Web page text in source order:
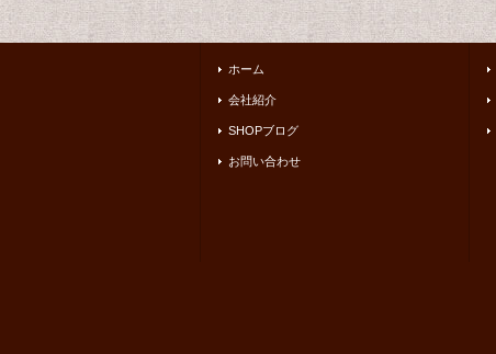
ホーム
会社紹介
SHOPブログ
お問い合わせ